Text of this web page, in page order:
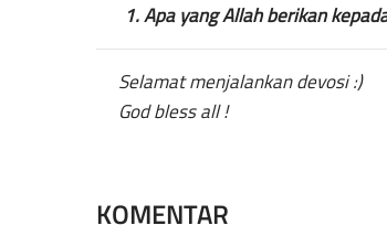
1.Apa yang Allah berikan
Selamat menjalankan devosi :)
God bless all !
KOMENTAR